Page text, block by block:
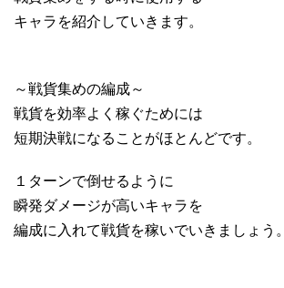
キャラを紹介していきます。
～戦貨集めの編成～
戦貨を効率よく稼ぐためには
短期決戦になることがほとんどです。
１ターンで倒せるように
瞬発ダメージが高いキャラを
編成に入れて戦貨を稼いでいきましょう。